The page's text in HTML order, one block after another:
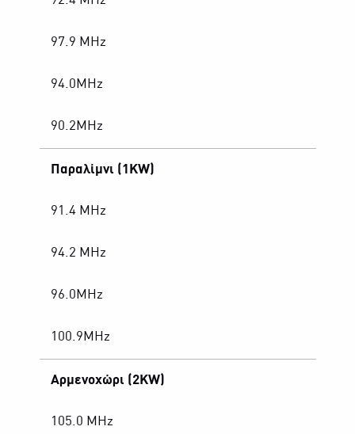
97.9 MHz
94.0MHz
90.2MHz
Παραλίμνι (1KW)
91.4 MHz
94.2 MHz
96.0MHz
100.9MHz
Αρμενοχώρι (2KW)
105.0 MHz